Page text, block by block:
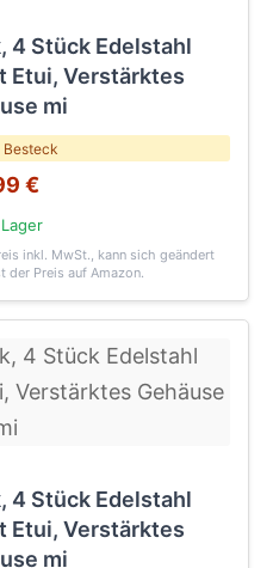
4 Stück Edelstahl
Etui, Verstärktes
mi
Besteck
€
inkl. MwSt., kann sich geändert
der Preis auf Amazon.
4 Stück Edelstahl
Etui, Verstärktes
mi